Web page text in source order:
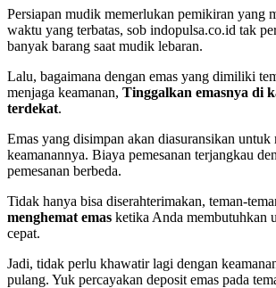
Persiapan mudik memerlukan pemikiran yang
waktu yang terbatas, sob indopulsa.co.id tak
banyak barang saat mudik lebaran.
Lalu, bagaimana dengan emas yang dimiliki
menjaga keamanan, Tinggalkan emasnya di
terdekat.
Emas yang disimpan akan diasuransikan untuk
keamanannya. Biaya pemesanan terjangkau
pemesanan berbeda.
Tidak hanya bisa diserahterimakan, teman-
menghemat emas ketika Anda membutuhkan
cepat.
Jadi, tidak perlu khawatir lagi dengan
pulang. Yuk percayakan deposit emas pada